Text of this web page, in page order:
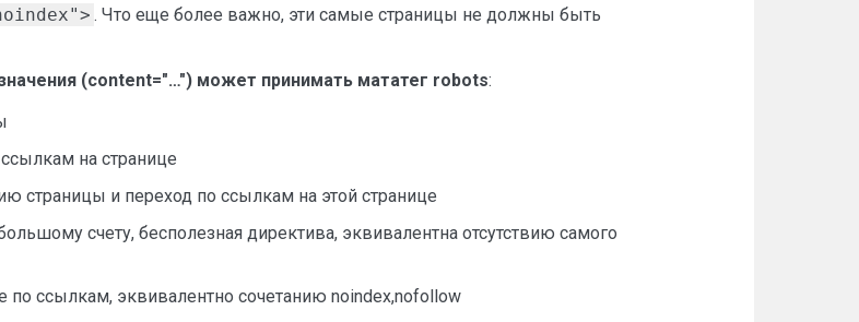
. Что еще более важно, эти самые страницы не должны быть
(content="…") может принимать мататег robots:
на странице
страницы и переход по ссылкам на этой странице
счету, бесполезная директива, эквивалентна отсутствию самого
по ссылкам, эквивалентно сочетанию noindex,nofollow